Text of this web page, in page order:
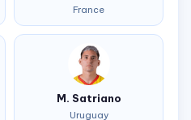
France
M. Satriano
Uruguay